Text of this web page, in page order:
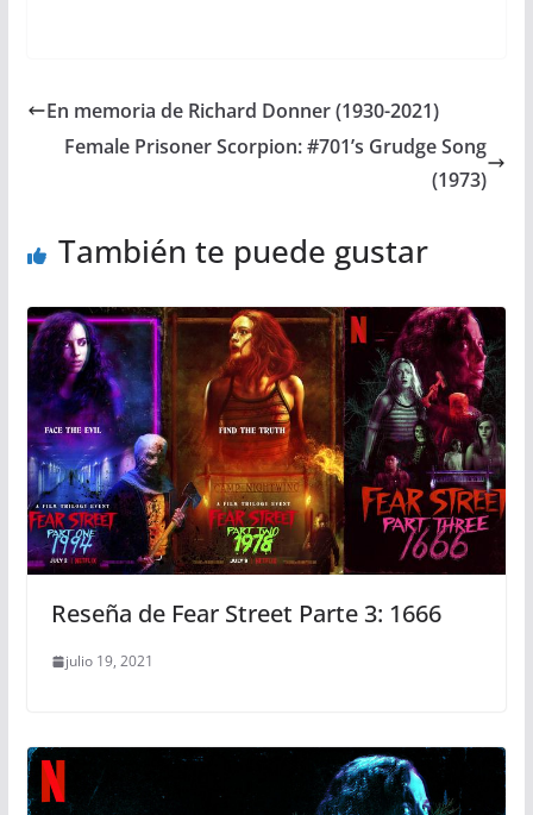
En memoria de Richard Donner (1930-2021)
Female Prisoner Scorpion: #701’s Grudge Song
(1973)
También te puede gustar
Reseña de Fear Street Parte 3: 1666
julio 19, 2021